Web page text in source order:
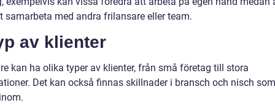
samarbeta med andra frilansare eller team.
av klienter
kan ha olika typer av klienter, från små företag till stora
Det kan också finnas skillnader i bransch och nisch